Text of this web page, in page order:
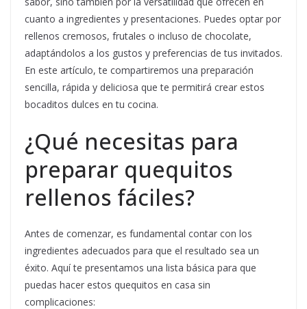
cuanto a ingredientes y presentaciones. Puedes optar por
rellenos cremosos, frutales o incluso de chocolate,
adaptándolos a los gustos y preferencias de tus invitados.
En este artículo, te compartiremos una preparación
sencilla, rápida y deliciosa que te permitirá crear estos
bocaditos dulces en tu cocina.
¿Qué necesitas para
preparar quequitos
rellenos fáciles?
Antes de comenzar, es fundamental contar con los
ingredientes adecuados para que el resultado sea un
éxito. Aquí te presentamos una lista básica para que
puedas hacer estos quequitos en casa sin
complicaciones: